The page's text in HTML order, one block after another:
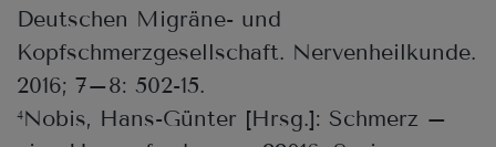
Deutschen Migräne- und
Kopfschmerzgesellschaft. Nervenheilkunde.
2016; 7–8: 502-15.
4Nobis, Hans-Günter [Hrsg.]: Schmerz –